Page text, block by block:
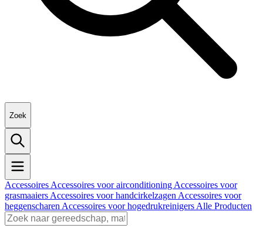
Zoek
Accessoires Accessoires voor airconditioning Accessoires voor
grasmaaiers Accessoires voor handcirkelzagen Accessoires voor
heggenscharen Accessoires voor hogedrukreinigers Alle Producten